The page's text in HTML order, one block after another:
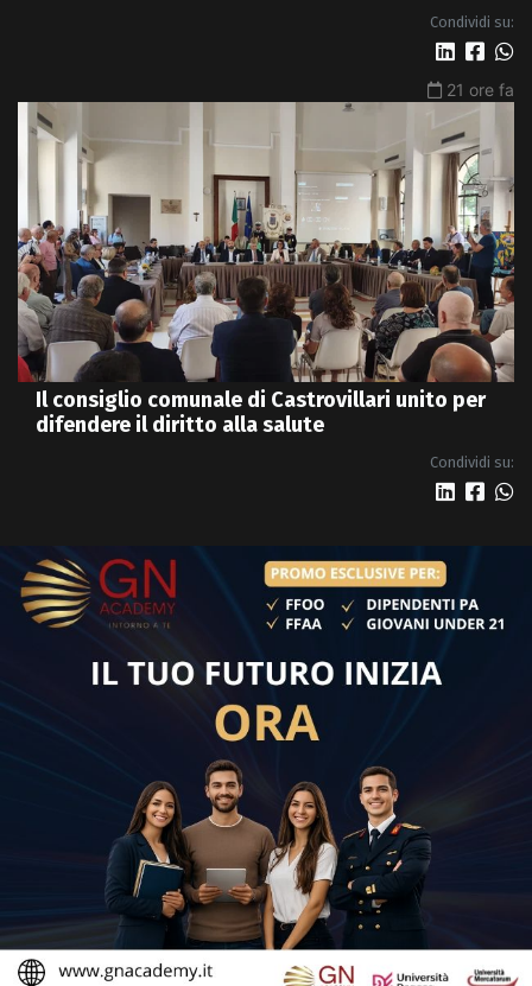
Condividi su:
21 ore fa
Il consiglio comunale di Castrovillari unito per
difendere il diritto alla salute
Condividi su: